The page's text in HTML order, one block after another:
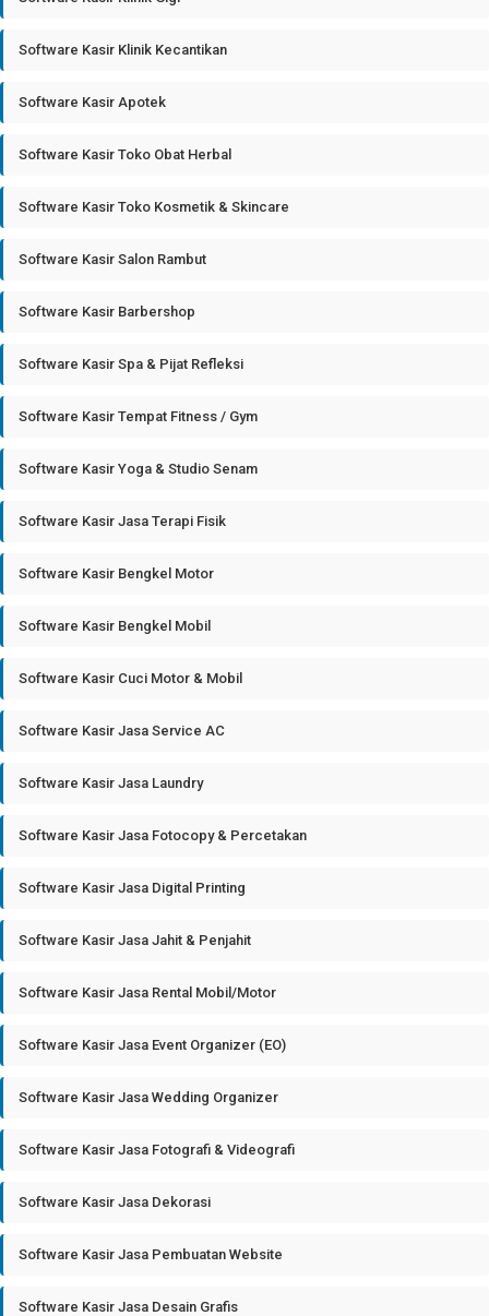
Software Kasir Klinik Kecantikan
Software Kasir Apotek
Software Kasir Toko Obat Herbal
Software Kasir Toko Kosmetik & Skincare
Software Kasir Salon Rambut
Software Kasir Barbershop
Software Kasir Spa & Pijat Refleksi
Software Kasir Tempat Fitness / Gym
Software Kasir Yoga & Studio Senam
Software Kasir Jasa Terapi Fisik
Software Kasir Bengkel Motor
Software Kasir Bengkel Mobil
Software Kasir Cuci Motor & Mobil
Software Kasir Jasa Service AC
Software Kasir Jasa Laundry
Software Kasir Jasa Fotocopy & Percetakan
Software Kasir Jasa Digital Printing
Software Kasir Jasa Jahit & Penjahit
Software Kasir Jasa Rental Mobil/Motor
Software Kasir Jasa Event Organizer (EO)
Software Kasir Jasa Wedding Organizer
Software Kasir Jasa Fotografi & Videografi
Software Kasir Jasa Dekorasi
Software Kasir Jasa Pembuatan Website
Software Kasir Jasa Desain Grafis